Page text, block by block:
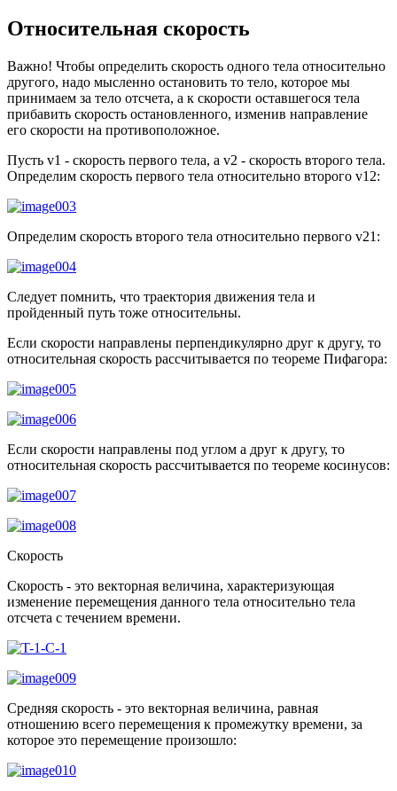
Относительная скорость
Важно! Чтобы определить скорость одного тела относительно
другого, надо мысленно остановить то тело, которое мы
принимаем за тело отсчета, а к скорости оставшегося тела
прибавить скорость остановленного, изменив направление
его скорости на противоположное.
Пусть v1 - скорость первого тела, а v2 - скорость второго тела.
Определим скорость первого тела относительно второго v12:
Определим скорость второго тела относительно первого v21:
Следует помнить, что траектория движения тела и
пройденный путь тоже относительны.
Если скорости направлены перпендикулярно друг к другу, то
относительная скорость рассчитывается по теореме Пифагора:
Если скорости направлены под углом a друг к другу, то
относительная скорость рассчитывается по теореме косинусов:
Скорость
Скорость - это векторная величина, характеризующая
изменение перемещения данного тела относительно тела
отсчета с течением времени.
Средняя скорость - это векторная величина, равная
отношению всего перемещения к промежутку времени, за
которое это перемещение произошло: